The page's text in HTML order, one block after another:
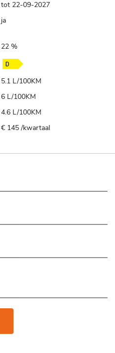
tot 22-09-2027
ja
22 %
5.1 L/100KM
6 L/100KM
4.6 L/100KM
€ 145 /kwartaal